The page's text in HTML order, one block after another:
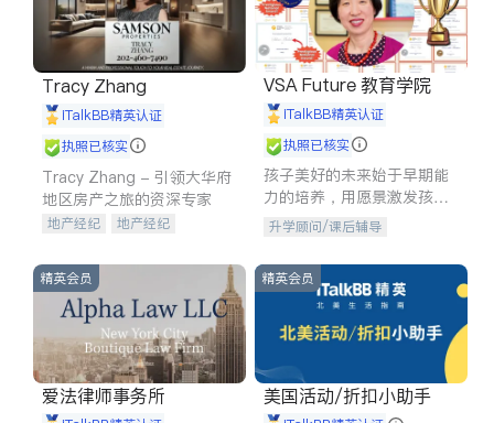
Tracy Zhang
iTalkBB精英认证
执照已核实
Tracy Zhang - 引领大华府
地区房产之旅的资深专家
地产经纪
地产经纪
商铺租售
VSA Future 教育学院
iTalkBB精英认证
执照已核实
孩子美好的未来始于早期能
力的培养，用愿景激发孩子
的学习潜力和动力。理念：
拥有成长型心态是成功的基
石。
升学顾问/课后辅导
精英会员
爱法律师事务所
精英会员
美国活动/折扣小助手